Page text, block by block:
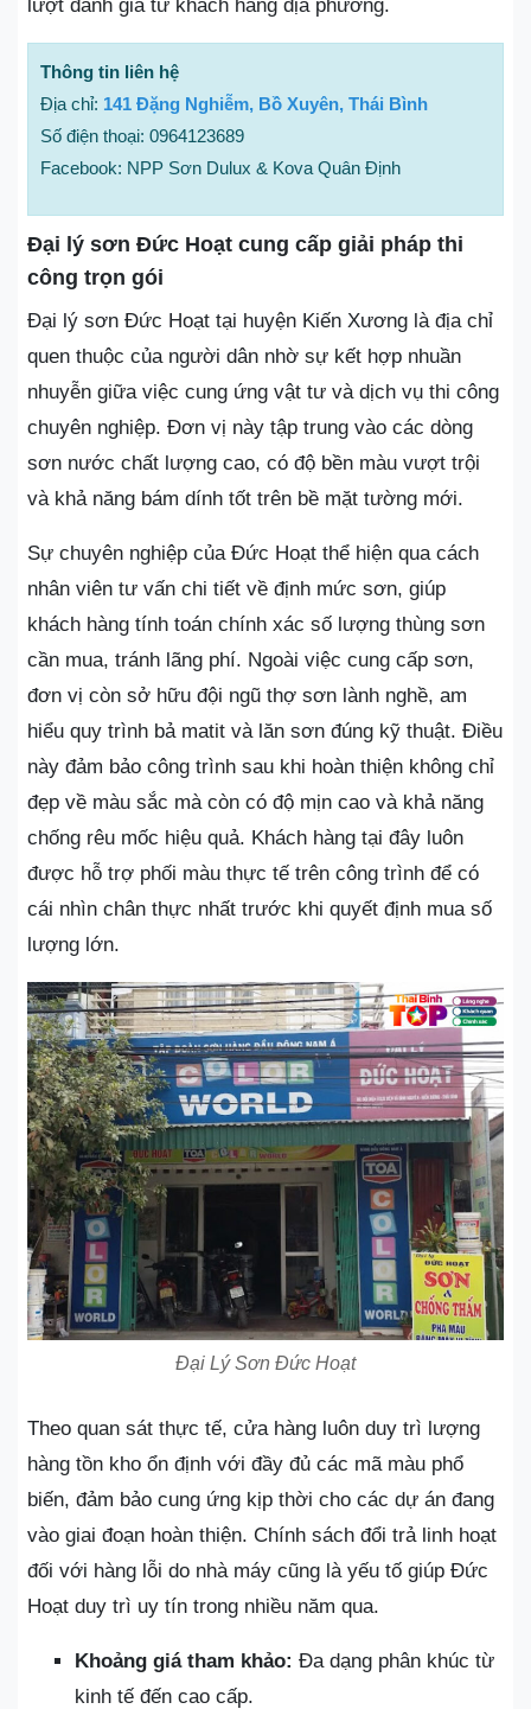
lượt đánh giá từ khách hàng địa phương.
Thông tin liên hệ
Địa chỉ: 141 Đặng Nghiễm, Bồ Xuyên, Thái Bình
Số điện thoại: 0964123689
Facebook: NPP Sơn Dulux & Kova Quân Định
Đại lý sơn Đức Hoạt cung cấp giải pháp thi
công trọn gói
Đại lý sơn Đức Hoạt tại huyện Kiến Xương là địa chỉ
quen thuộc của người dân nhờ sự kết hợp nhuần
nhuyễn giữa việc cung ứng vật tư và dịch vụ thi công
chuyên nghiệp. Đơn vị này tập trung vào các dòng
sơn nước chất lượng cao, có độ bền màu vượt trội
và khả năng bám dính tốt trên bề mặt tường mới.
Sự chuyên nghiệp của Đức Hoạt thể hiện qua cách
nhân viên tư vấn chi tiết về định mức sơn, giúp
khách hàng tính toán chính xác số lượng thùng sơn
cần mua, tránh lãng phí. Ngoài việc cung cấp sơn,
đơn vị còn sở hữu đội ngũ thợ sơn lành nghề, am
hiểu quy trình bả matit và lăn sơn đúng kỹ thuật. Điều
này đảm bảo công trình sau khi hoàn thiện không chỉ
đẹp về màu sắc mà còn có độ mịn cao và khả năng
chống rêu mốc hiệu quả. Khách hàng tại đây luôn
được hỗ trợ phối màu thực tế trên công trình để có
cái nhìn chân thực nhất trước khi quyết định mua số
lượng lớn.
Đại Lý Sơn Đức Hoạt
Theo quan sát thực tế, cửa hàng luôn duy trì lượng
hàng tồn kho ổn định với đầy đủ các mã màu phổ
biến, đảm bảo cung ứng kịp thời cho các dự án đang
vào giai đoạn hoàn thiện. Chính sách đổi trả linh hoạt
đối với hàng lỗi do nhà máy cũng là yếu tố giúp Đức
Hoạt duy trì uy tín trong nhiều năm qua.
Khoảng giá tham khảo: Đa dạng phân khúc từ
kinh tế đến cao cấp.